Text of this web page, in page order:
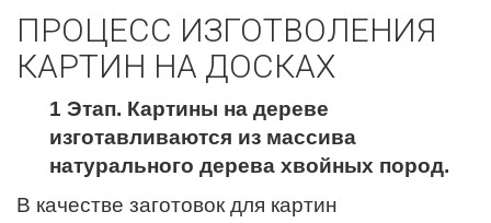
ПРОЦЕСС ИЗГОТВОЛЕНИЯ
КАРТИН НА ДОСКАХ
1 Этап. Картины на дереве
изготавливаются из массива
натурального дерева хвойных пород.
В качестве заготовок для картин